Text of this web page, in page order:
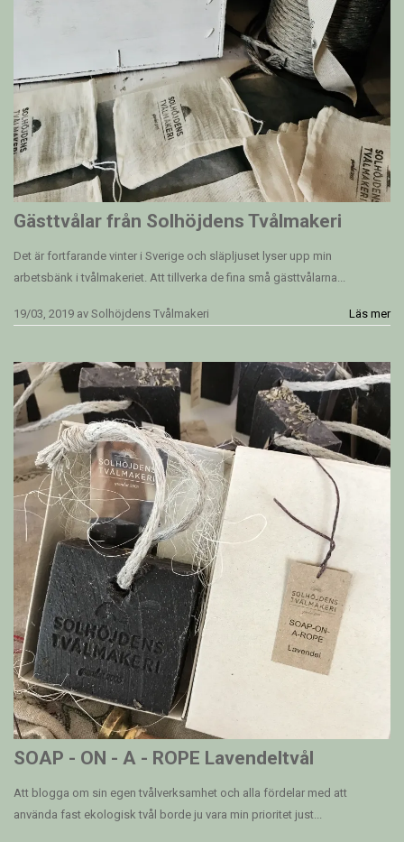
Gästtvålar från Solhöjdens Tvålmakeri
Det är fortfarande vinter i Sverige och släpljuset lyser upp min
arbetsbänk i tvålmakeriet. Att tillverka de fina små gästtvålarna...
19/03, 2019 av Solhöjdens Tvålmakeri Läs mer
SOAP - ON - A - ROPE Lavendeltvål
Att blogga om sin egen tvålverksamhet och alla fördelar med att
använda fast ekologisk tvål borde ju vara min prioritet just...